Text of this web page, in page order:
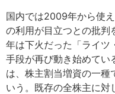
国内では2009年から使
の利用が目立つとの批判
年は下火だった「ライツ
手段が再び動き始めてい
は、株主割当増資の一種
いう。既存の全株主に対